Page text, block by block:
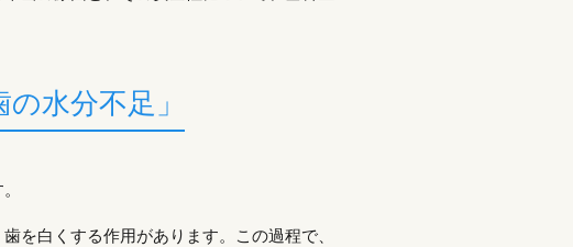
水分不足」
を白くする作用があります。この過程で、